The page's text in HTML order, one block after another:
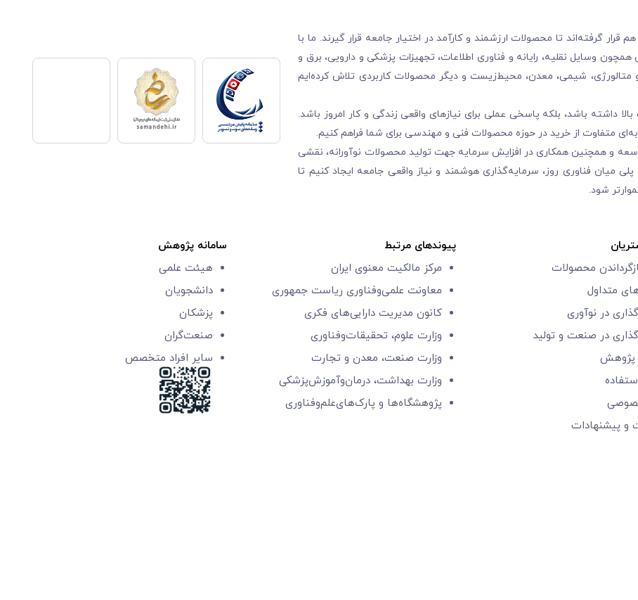
گرفته‌اند تا محصولات ارزشمند و کارآمد در اختیار جامعه قرار گیرند. ما با
وسایل نقلیه، رایانه و فناوری اطلاعات، تجهیزات پزشکی و دارویی، برق و
متالورژی، شیمی، معدن، محیط‌زیست و دیگر محصولات کاربردی تلاش کرده‌ایم
داشته باشد، بلکه پاسخی عملی برای نیازهای واقعی زندگی و کار امروز باشد.
متفاوت از خرید در حوزه محصولات فنی و مهندسی برای شما فراهم کنیم.
و همچنین همکاری در افزایش سرمایه جهت تولید محصولات نوآورانه، نقشی
فناوری روز، سرمایه‌گذاری هوشمند و نیاز واقعی جامعه ایجاد کنیم تا
شود.
محصولات
متداول
در نوآوری
در صنعت و تولید
پژوهش
و پیشنهادات
پیوندهای مرتبط
مرکز مالکیت معنوی ایران
معاونت علمی‌و‌فناوری ریاست جمهوری
کانون مدیریت دارایی‌های فکری
وزارت علوم، تحقیقات‌وفناوری
وزارت صنعت، معدن و تجارت
وزارت بهداشت، درمان‌وآموزش‌پزشکی
پژوهشگاه‌ها و پارک‌های‌‌علم‌‌و‌فناوری
سامانه پژوهش
هیئت علمی
دانشجویان
پزشکان
صنعت‌گران
سایر افراد متخصص